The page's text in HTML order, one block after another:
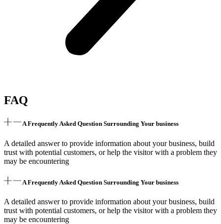
FAQ
A Frequently Asked Question Surrounding Your business
A detailed answer to provide information about your business, build
trust with potential customers, or help the visitor with a problem they
may be encountering
A Frequently Asked Question Surrounding Your business
A detailed answer to provide information about your business, build
trust with potential customers, or help the visitor with a problem they
may be encountering